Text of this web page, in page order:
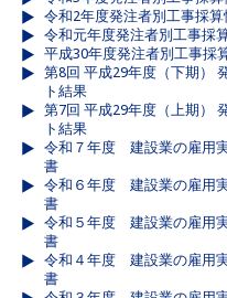
令和2年度発注者別工事採
令和元年度発注者別工事採
平成30年度発注者別工事採
第8回 平成29年度（下期）
ト結果
第7回 平成29年度（上期）
ト結果
令和７年度 建設業の雇用
書
令和６年度 建設業の雇用
書
令和５年度 建設業の雇用
書
令和４年度 建設業の雇用
書